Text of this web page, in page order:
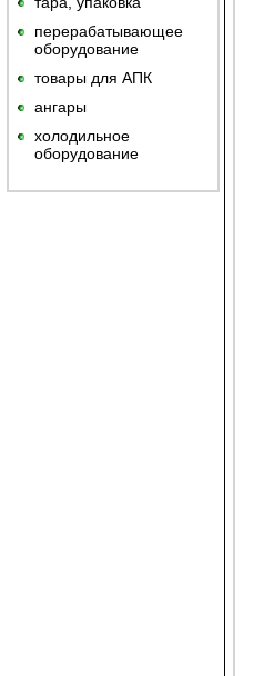
перерабатывающее
оборудование
товары для АПК
ангары
холодильное
оборудование